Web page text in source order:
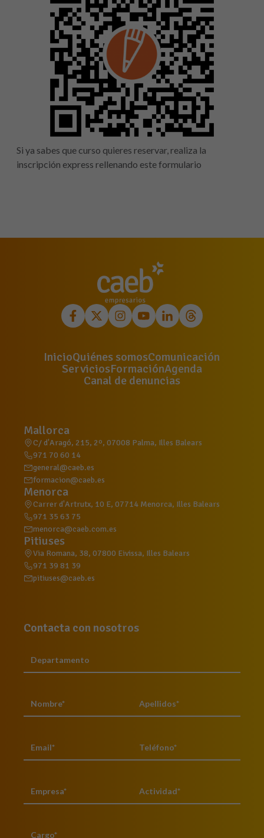
Si ya sabes que curso quieres reservar, realiza la
inscripción express rellenando este formulario
InicioQuiénes somosComunicación
ServiciosFormaciónAgenda
Canal de denuncias
Mallorca
C/ d'Aragó, 215, 2º, 07008 Palma, Illes Balears
971 70 60 14
general@caeb.es
formacion@caeb.es
Menorca
Carrer d'Artrutx, 10 E, 07714 Menorca, Illes Balears
971 35 63 75
menorca@caeb.com.es
Pitiuses
Via Romana, 38, 07800 Eivissa, Illes Balears
971 39 81 39
pitiuses@caeb.es
Contacta con nosotros